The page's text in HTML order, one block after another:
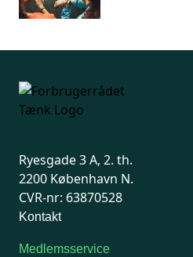
Ryesgade 3 A, 2. th.
2200 København N.
CVR-nr: 63870528
Kontakt
Medlemsservice